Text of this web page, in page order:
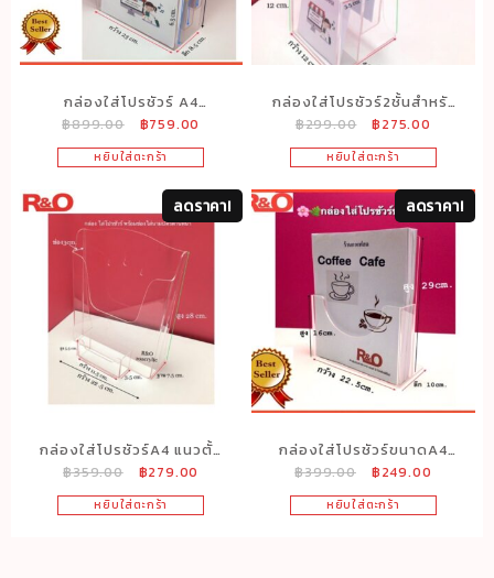
กล่องใส่โปรชัวร์ A4
แบบ3ช่อง ติดผนังได้ตั้งโต๊ะ
ได้ ขนาด 23×8.5x12cm.
฿899.00
Original
price
was:
฿899.00.
฿759.00
price
is:
฿759.00.
หยิบใส่ตะกร้า
กล่องใส่โปรชัวร์2ชั้นสำหรับ
ใส่ขนาดA4พับ3ตอนสีใส
ขนาด 12x12x28 cm
฿299.00
Original
price
was:
฿299.00.
฿275.00
price
is:
฿275.00.
หยิบใส่ตะกร้า
ลดราคา!
กล่องใส่โปรชัวร์A4 แนวตั้ง
แบบมีกล่องใส่นามบัตรด้าน
หน้า ขนาด22x7x30cm
฿359.00
Original
price
was:
฿279.00
price
is:
หยิบใส่ตะกร้า
ลดราคา!
กล่องใส่โปรชัวร์ขนาดA4
สีใส 1 ช่อง ขนาด
22.5x10x29 cm.
฿399.00
Original
price
was:
฿249.00
price
is:
หยิบใส่ตะกร้า